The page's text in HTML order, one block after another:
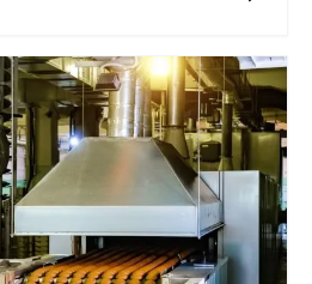
komórek nowotworowych, co w
stosowania tradycyjnych
Decyzje podejmowane w
często uwzględniają
które są bardziej precyzyjne
temu leczenie onkologiczne w
skuteczne, a zarazem mniej
Rozwój wiedzy oraz innowacyjne
z nowotworami, co pomaga
przy mniejszych